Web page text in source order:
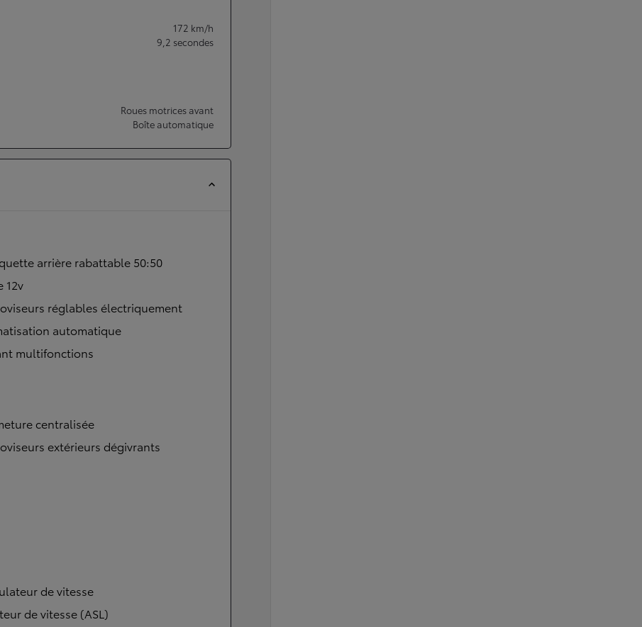
172 km/h
9,2 secondes
Roues motrices avant
Boîte automatique
arrière rabattable 50:50
12v
réglables électriquement
automatique
multifonctions
centralisée
extérieurs dégivrants
de vitesse
de vitesse (ASL)